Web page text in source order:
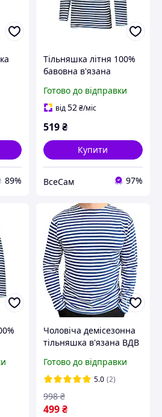
89%
Тільняшка літня 100%
бавовна в'язана
морська, флотська)
Готово до відправки
від52₴/міс
519₴
Купити
ВсеСам 97%
Чоловіча демісезонна
тільняшка в'язана ВДВ
Блакитна смужка (ГОСТ
25904-83) Бавовна
100%
Готово до відправки
5.0 (2)
499₴
998 ₴